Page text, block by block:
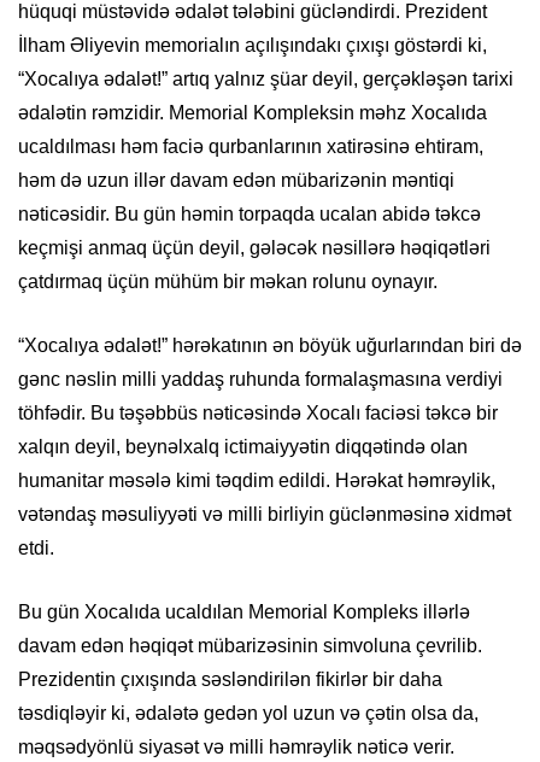
hüquqi müstəvidə ədalət tələbini gücləndirdi. Prezident
İlham Əliyevin memorialın açılışındakı çıxışı göstərdi ki,
“Xocalıya ədalət!” artıq yalnız şüar deyil, gerçəkləşən tarixi
ədalətin rəmzidir. Memorial Kompleksin məhz Xocalıda
ucaldılması həm faciə qurbanlarının xatirəsinə ehtiram,
həm də uzun illər davam edən mübarizənin məntiqi
nəticəsidir. Bu gün həmin torpaqda ucalan abidə təkcə
keçmişi anmaq üçün deyil, gələcək nəsillərə həqiqətləri
çatdırmaq üçün mühüm bir məkan rolunu oynayır.
“Xocalıya ədalət!” hərəkatının ən böyük uğurlarından biri də
gənc nəslin milli yaddaş ruhunda formalaşmasına verdiyi
töhfədir. Bu təşəbbüs nəticəsində Xocalı faciəsi təkcə bir
xalqın deyil, beynəlxalq ictimaiyyətin diqqətində olan
humanitar məsələ kimi təqdim edildi. Hərəkat həmrəylik,
vətəndaş məsuliyyəti və milli birliyin güclənməsinə xidmət
etdi.
Bu gün Xocalıda ucaldılan Memorial Kompleks illərlə
davam edən həqiqət mübarizəsinin simvoluna çevrilib.
Prezidentin çıxışında səsləndirilən fikirlər bir daha
təsdiqləyir ki, ədalətə gedən yol uzun və çətin olsa da,
məqsədyönlü siyasət və milli həmrəylik nəticə verir.